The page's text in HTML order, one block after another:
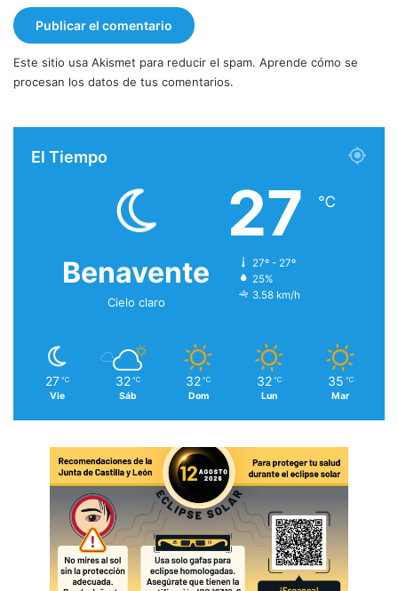
Este sitio usa Akismet para reducir el spam. Aprende cómo se
procesan los datos de tus comentarios.
El Tiempo
Benavente
Cielo claro
27 ℃
27º - 27º
25%
3.58 km/h
27 ℃
Vie
32 ℃
Sáb
32 ℃
Dom
32 ℃
Lun
35 ℃
Mar